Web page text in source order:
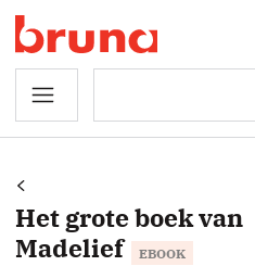
Het grote boek van
Madelief
EBOOK